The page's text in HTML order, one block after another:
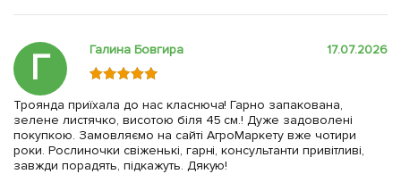
Г Галина Бовгира 17.07.2026
Троянда приїхала до нас класнюча! Гарно запакована,
зелене листячко, висотою біля 45 см.! Дуже задоволені
покупкою. Замовляємо на сайті АгроМаркету вже чотири
роки. Рослиночки свіженькі, гарні, консультанти привітливі,
завжди порадять, підкажуть. Дякую!